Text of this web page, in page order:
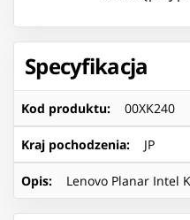
Specyfikacja
Kod produktu: 00XK240
Kraj pochodzenia: JP
Opis: Lenovo Planar Intel